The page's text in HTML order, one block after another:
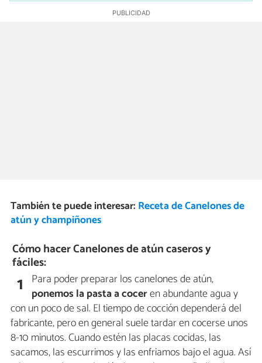
También te puede interesar: Receta de Canelones de
atún y champiñones
Cómo hacer Canelones de atún caseros y
fáciles:
1 Para poder preparar los canelones de atún,
ponemos la pasta a coceren abundante agua y
con un poco de sal. El tiempo de cocción dependerá del
fabricante, pero en general suele tardar en cocerse unos
8-10 minutos. Cuando estén las placas cocidas, las
sacamos, las escurrimos y las enfriamos bajo el agua. Así